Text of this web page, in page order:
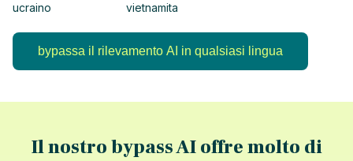
ucraino
vietnamita
bypassa il rilevamento AI in qualsiasi lingua
Il nostro bypass AI offre molto di